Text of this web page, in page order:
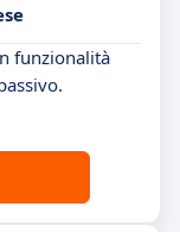
funzionalità